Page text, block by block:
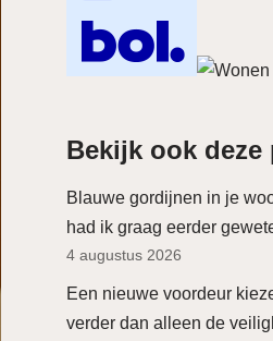
Bekijk ook deze
Blauwe gordijnen in je
had ik graag eerder
4 augustus 2026
Een nieuwe voordeur
verder dan alleen de